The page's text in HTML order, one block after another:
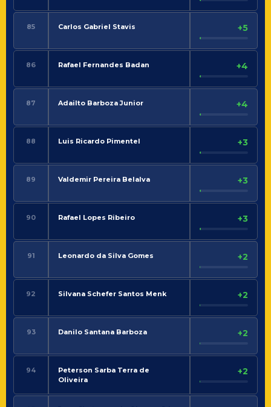
85 Carlos Gabriel Stavis +5
86 Rafael Fernandes Badan +4
87 Adailto Barboza Junior +4
88 Luis Ricardo Pimentel +3
89 Valdemir Pereira Belalva +3
90 Rafael Lopes Ribeiro +3
91 Leonardo da Silva Gomes +2
92 Silvana Schefer Santos Menk +2
93 Danilo Santana Barboza +2
94
Peterson Sarba Terra de
Oliveira
+2